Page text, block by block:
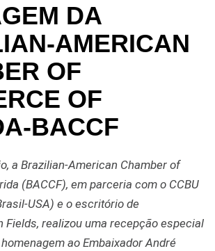
DA
AMERICAN
OF
OF
BACCF
a Brazilian-American Chamber of
(BACCF), em parceria com o CCBU
USA) e o escritório de
Fields, realizou uma recepção especial
ao Embaixador André